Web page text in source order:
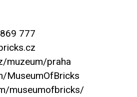
777
muzeum/praha
MuseumOfBricks
museumofbricks/